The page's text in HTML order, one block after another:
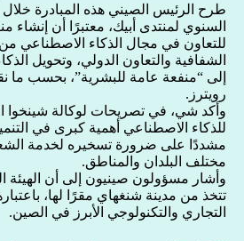
طرح الرئيس الصيني هذه المبادرة خلال
السنوي لمنتدى أبيك، معتبرًا أن إنشاء
للتعاون في مجال الذكاء الاصطناعي من
الشفافية والتعاون الدولي، وتحويل
إلى “منفعة عامة للبشرية”، بحسب ما
رويترز.
وأكد شي، في تصريحات لوكالة شينخوا
للذكاء الاصطناعي أهمية كبرى في
مشددًا على ضرورة تسخيره لخدمة
مختلف البلدان والمناطق.
وأشار مسؤولون صينيون إلى أن الهيئة
تتخذ من مدينة شنغهاي مقرًا لها،
التجاري والتكنولوجي الأبرز في الصين.